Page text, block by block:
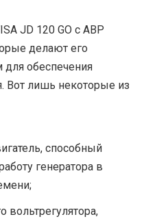
JD 120 GO с АВР
делают его
обеспечения
Вот лишь некоторые из
способный
генератора в
вольтрегулятора,